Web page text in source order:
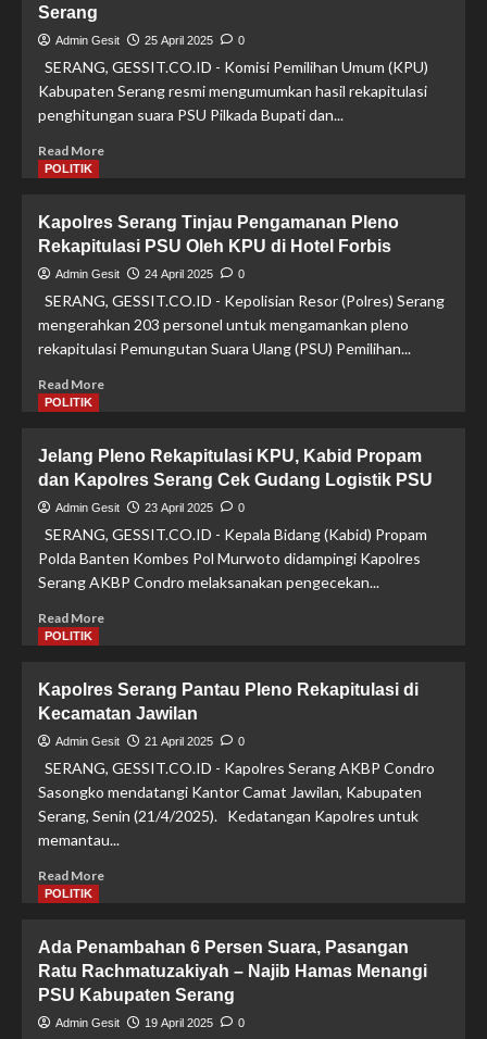
Serang
Admin Gesit 25 April 2025 0
SERANG, GESSIT.CO.ID - Komisi Pemilihan Umum (KPU)
Kabupaten Serang resmi mengumumkan hasil rekapitulasi
penghitungan suara PSU Pilkada Bupati dan...
Read MoreRead
75,90%
Suara,
Pasangan
Zakiyah-
Najib
Dipastikan
Duduki
Bupati
Serang
POLITIK
Kapolres Serang Tinjau Pengamanan Pleno
Rekapitulasi PSU Oleh KPU di Hotel Forbis
Admin Gesit 24 April 2025 0
SERANG, GESSIT.CO.ID - Kepolisian Resor (Polres) Serang
mengerahkan 203 personel untuk mengamankan pleno
rekapitulasi Pemungutan Suara Ulang (PSU) Pemilihan...
Read MoreRead
Serang
Tinjau
Pengamanan
Pleno
Rekapitulasi
PSU
Oleh
POLITIK
Jelang Pleno Rekapitulasi KPU, Kabid Propam
dan Kapolres Serang Cek Gudang Logistik PSU
Admin Gesit 23 April 2025 0
SERANG, GESSIT.CO.ID - Kepala Bidang (Kabid) Propam
Polda Banten Kombes Pol Murwoto didampingi Kapolres
Serang AKBP Condro melaksanakan pengecekan...
Read MoreRead
Pleno
Rekapitulasi
KPU,
Kabid
Propam
dan
Kapolres
Serang
POLITIK
Kapolres Serang Pantau Pleno Rekapitulasi di
Kecamatan Jawilan
Admin Gesit 21 April 2025 0
SERANG, GESSIT.CO.ID - Kapolres Serang AKBP Condro
Sasongko mendatangi Kantor Camat Jawilan, Kabupaten
Serang, Senin (21/4/2025). Kedatangan Kapolres untuk
memantau...
Read MoreRead
Serang
Pantau
Pleno
Rekapitulasi
POLITIK
Ada Penambahan 6 Persen Suara, Pasangan
Ratu Rachmatuzakiyah – Najib Hamas Menangi
PSU Kabupaten Serang
Admin Gesit 19 April 2025 0